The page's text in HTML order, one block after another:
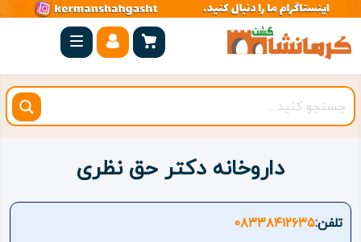
صفحه
اصلی
کرمانشاه
شهرستان
بیستون
داروخانه دکتر حق نظری
تلفن:۰۸۳۳۸۴۱۲۶۳۵